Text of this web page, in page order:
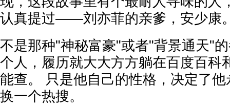
认真提过——刘亦菲的亲爹，安少康
不是那种"神秘富豪"或者"背景通天"
个人，履历就大大方方躺在百度百科
能查。 只是他自己的性格，决定了
换一个热搜。